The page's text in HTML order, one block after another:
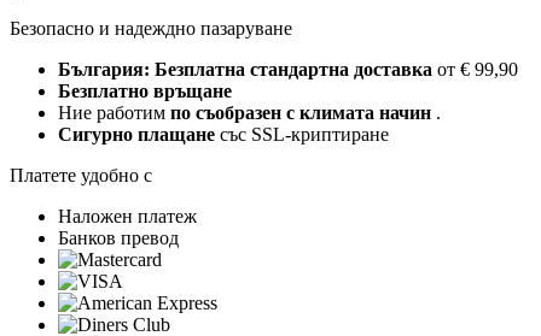
Безопасно и надеждно пазаруване
България: Безплатна стандартна доставка от € 99,90
Безплатно връщане
Ние работим по съобразен с климата начин .
Сигурно плащане със SSL-криптиране
Платете удобно с
Наложен платеж
Банков превод